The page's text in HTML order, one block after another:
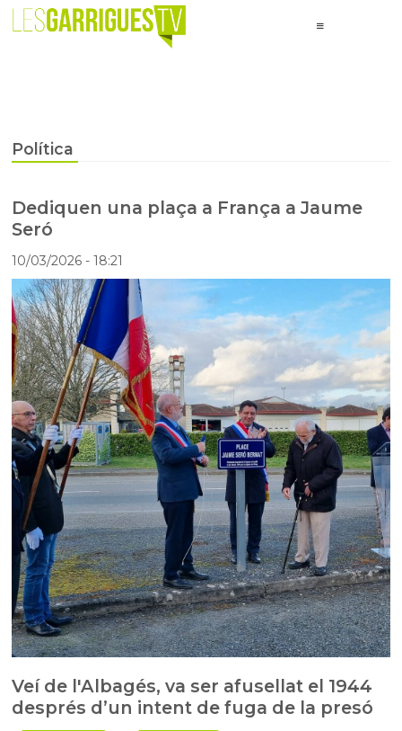
Política
Dediquen una plaça a França a Jaume
Seró
10/03/2026- 18:21
Veí de l'Albagés, va ser afusellat el 1944
després d’un intent de fuga de la presó